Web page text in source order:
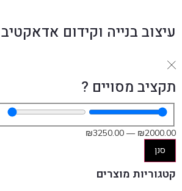
עיצוב בנייה וקידום אדאקטיב
תקציב מסויים ?
₪2000.00
—
₪3250.00
סנן
קטגוריות מוצרים